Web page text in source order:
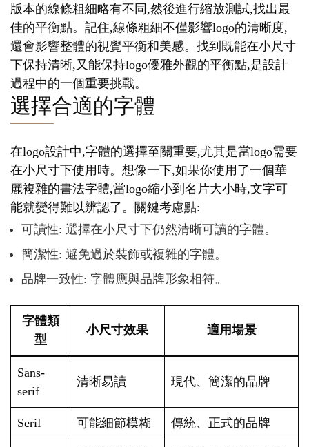
版本的線條粗細略有不同,然後進行縮放測試,找出最
佳的平衡點。記住,線條粗細不僅影響logo的清晰度,
還會影響整體的視覺平衡和美感。找到既能在小尺寸
下保持清晰,又能保持logo優雅外觀的平衡點,是設計
過程中的一個重要挑戰。
選擇合適的字體
在logo設計中,字體的選擇至關重要,尤其是當logo需要
在小尺寸下使用時。想像一下,如果你使用了一個華
麗複雜的書法字體,當logo縮小到名片大小時,文字可
能就變得難以辨認了。關鍵考慮點:
可讀性: 選擇在小尺寸下仍然清晰可讀的字體。
簡潔性: 避免過於裝飾或複雜的字體。
品牌一致性: 字體應與品牌形象相符。
字體類
型
小尺寸效果 適用場景
Sans-
serif
清晰易讀 現代、簡潔的品牌
Serif 可能細節模糊 傳統、正式的品牌